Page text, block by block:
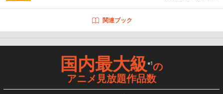
関連ブック
国内最大級※1の
アニメ見放題作品数